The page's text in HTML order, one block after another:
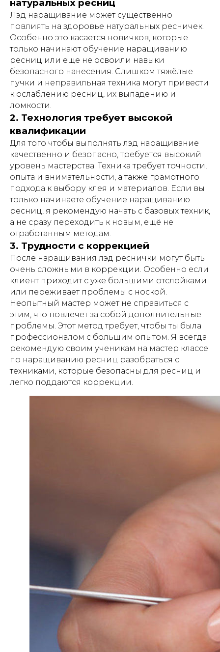
натуральных ресниц
Лэд наращивание может существенно
повлиять на здоровье натуральных ресничек.
Особенно это касается новичков, которые
только начинают обучение наращиванию
ресниц или еще не освоили навыки
безопасного нанесения. Слишком тяжёлые
пучки и неправильная техника могут привести
к ослаблению ресниц, их выпадению и
ломкости.
2. Технология требует высокой
квалификации
Для того чтобы выполнять лэд наращивание
качественно и безопасно, требуется высокий
уровень мастерства. Техника требует точности,
опыта и внимательности, а также грамотного
подхода к выбору клея и материалов. Если вы
только начинаете обучение наращиванию
ресниц, я рекомендую начать с базовых техник,
а не сразу переходить к новым, ещё не
отработанным методам.
3. Трудности с коррекцией
После наращивания лэд реснички могут быть
очень сложными в коррекции. Особенно если
клиент приходит с уже большими отслойками
или переживает проблемы с ноской.
Неопытный мастер может не справиться с
этим, что повлечет за собой дополнительные
проблемы. Этот метод требует, чтобы ты была
профессионалом с большим опытом. Я всегда
рекомендую своим ученикам на мастер классе
по наращиванию ресниц разобраться с
техниками, которые безопасны для ресниц и
легко поддаются коррекции.